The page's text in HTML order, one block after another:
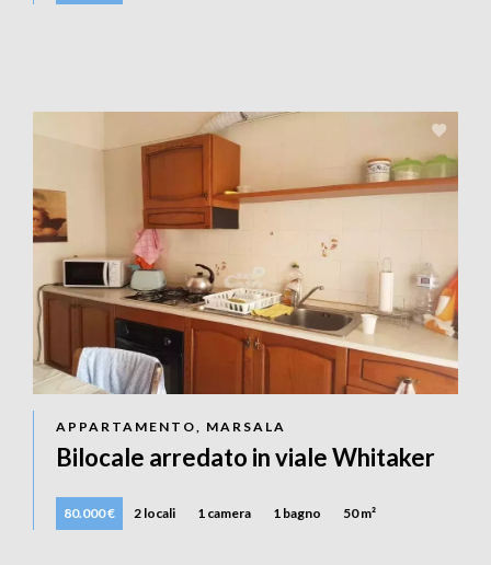
APPARTAMENTO, MARSALA
Bilocale arredato in viale Whitaker
80.000 € 2 locali 1 camera 1 bagno 50 m²